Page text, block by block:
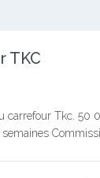
TKC
carrefour Tkc. 50
semaines